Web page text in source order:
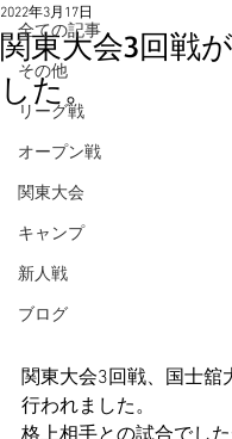
全ての記事
その他
リーグ戦
オープン戦
関東大会
キャンプ
新人戦
ブログ
関東大会3回戦
した。
2022年3月17日
関東大会3回戦、国士舘
行われました。